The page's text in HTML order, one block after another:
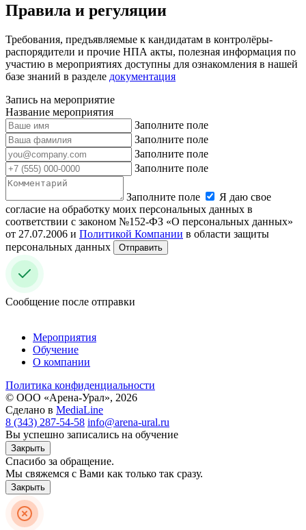
Правила и регуляции
Требования, предъявляемые к кандидатам в контролёры-
распорядители и прочие НПА акты, полезная информация по
участию в мероприятиях доступны для ознакомления в нашей
базе знаний в разделе документация
Запись на мероприятие
Название мероприятия
Заполните поле
Заполните поле
Заполните поле
Заполните поле
Заполните поле
Я даю свое
согласие на обработку моих персональных данных в
соответствии с законом №152-ФЗ «О персональных данных»
от 27.07.2006 и Политикой Компании в области защиты
персональных данных
Отправить
Сообщение после отправки
Мероприятия
Обучение
О компании
Политика конфиденциальности
© ООО «Арена-Урал», 2026
Сделано в MediaLine
8 (343) 287-54-58 info@arena-ural.ru
Вы успешно записались на обучение
Закрыть
Спасибо за обращение.
Мы свяжемся с Вами как только так сразу.
Закрыть